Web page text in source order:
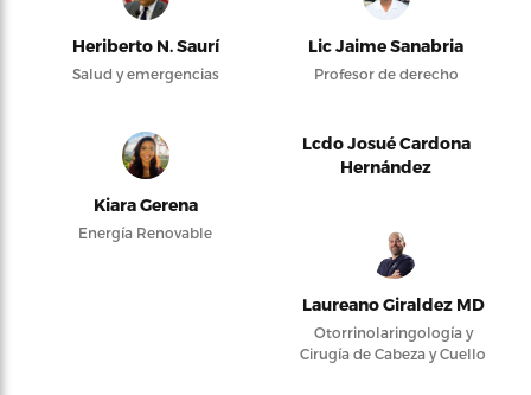
Heriberto N. Saurí
Salud y emergencias
Lic Jaime Sanabria
Profesor de derecho
Kiara Gerena
Energía Renovable
Lcdo Josué Cardona
Hernández
Laureano Giraldez MD
Otorrinolaringología y
Cirugía de Cabeza y Cuello